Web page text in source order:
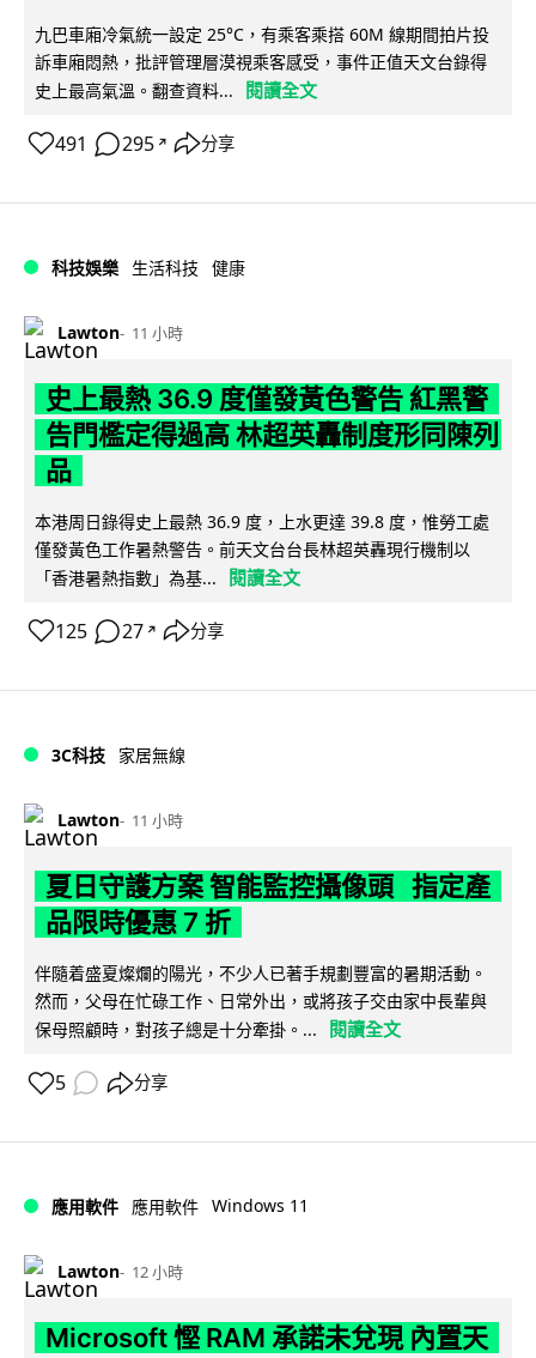
九巴車廂冷氣統一設定 25°C，有乘客乘搭 60M 線期間拍片投
訴車廂悶熱，批評管理層漠視乘客感受，事件正值天文台錄得
史上最高氣溫。翻查資料...
閱讀全文
491 295 ↗ 分享
科技娛樂 生活科技 健康
Lawton 11 小時
史上最熱 36.9 度僅發黃色警告 紅黑警
告門檻定得過高 林超英轟制度形同陳列
品
本港周日錄得史上最熱 36.9 度，上水更達 39.8 度，惟勞工處
僅發黃色工作暑熱警告。前天文台台長林超英轟現行機制以
「香港暑熱指數」為基...
閱讀全文
125 27 ↗ 分享
3C科技 家居無線
Lawton 11 小時
夏日守護方案 智能監控攝像頭 指定產
品限時優惠 7 折
伴隨着盛夏燦爛的陽光，不少人已著手規劃豐富的暑期活動。
然而，父母在忙碌工作、日常外出，或將孩子交由家中長輩與
保母照顧時，對孩子總是十分牽掛。...
閱讀全文
5 分享
應用軟件 應用軟件 Windows 11
Lawton 12 小時
Microsoft 慳 RAM 承諾未兌現 內置天